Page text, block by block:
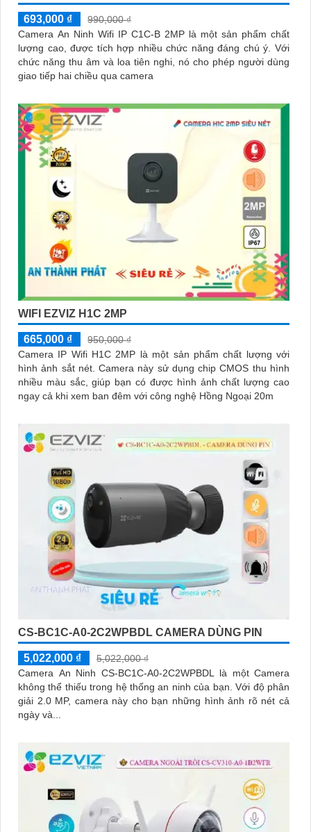
693,000 ₫
990,000 ₫
Camera An Ninh Wifi IP C1C-B 2MP là một sản phẩm chất
lượng cao, được tích hợp nhiều chức năng đáng chú ý. Với
chức năng thu âm và loa tiên nghi, nó cho phép người dùng
giao tiếp hai chiều qua camera
WIFI EZVIZ H1C 2MP
665,000 ₫
950,000 ₫
Camera IP Wifi H1C 2MP là một sản phẩm chất lượng với
hình ảnh sắt nét. Camera này sử dụng chip CMOS thu hình
nhiều màu sắc, giúp bạn có được hình ảnh chất lượng cao
ngay cả khi xem ban đêm với công nghệ Hồng Ngoại 20m
CS-BC1C-A0-2C2WPBDL CAMERA DÙNG PIN
5,022,000 ₫
5,022,000 ₫
Camera An Ninh CS-BC1C-A0-2C2WPBDL là một Camera
không thể thiếu trong hệ thống an ninh của bạn. Với độ phân
giải 2.0 MP, camera này cho bạn những hình ảnh rõ nét cả
ngày và...